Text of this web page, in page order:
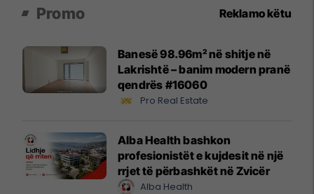
Promo Reklamo këtu
Banesë 98.96m² në shitje në
Lakrishtë – banim modern pranë
qendrës #16060
Pro Real Estate
Alba Health bashkon
profesionistët e kujdesit në një
rrjet të përbashkët në Zvicër
Alba Health